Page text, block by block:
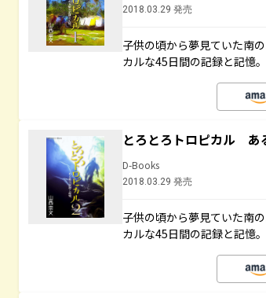
2018.03.29 発売
子供の頃から夢見ていた南
カルな45日間の記録と記憶。
とろとろトロピカル
D-Books
2018.03.29 発売
子供の頃から夢見ていた南
カルな45日間の記録と記憶。